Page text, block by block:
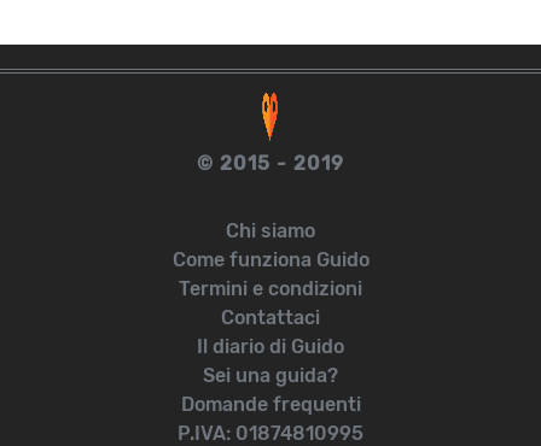
© 2015 - 2019
Chi siamo
Come funziona Guido
Termini e condizioni
Contattaci
Il diario di Guido
Sei una guida?
Domande frequenti
P.IVA: 01874810995